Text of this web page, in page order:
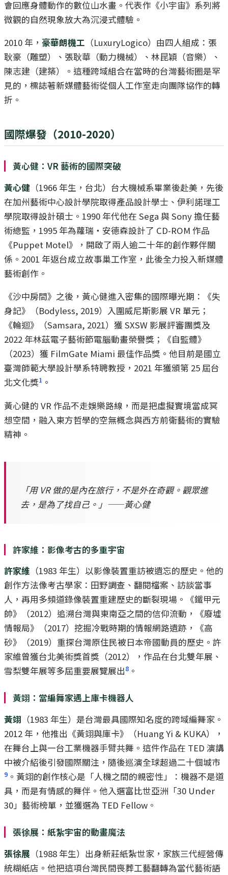
會回應身體動作的數位山水畫。代表作《小宇宙》系列將
微觀的自然現象放大為沉浸式體驗。
2010 年， 豪華朗機工 （LuxuryLogico）由四人組成：張
耿豪（雕塑）、張耿華（動力機械）、林昆穎（音樂）、
陳志建（建築）。這種跨域組合在當時的台灣藝術圈是罕
見的，標誌著新媒體藝術從個人工作室走向團隊協作的轉
折。
國際爆發（2010-2020）
黃心健：VR 藝術的國際突破
黃心健 （1966 年生，台北）台大機械系畢業後赴美，先後
在加州藝術中心設計學院取得產品設計學士、伊利諾理工
學院取得設計碩士。1990 年代他在 Sega 與 Sony 擔任藝
術總監，1995 年為蘿瑞・安德森設計了 CD-ROM 作品
《Puppet Motel》，開啟了兩人逾二十年的創作夥伴關
係。2001 年返台成立故事巢工作室，此後全力投入新媒體
藝術創作。
《沙中房間》之後，黃心健進入密集的國際曝光期：《失
身記》（Bodyless, 2019）入圍威尼斯影展 VR 單元；
《輪迴》（Samsara, 2021）獲 SXSW 影展評審團獎及
2022 年林茲電子藝術節電腦動畫榮譽獎；《自監體》
（2023）獲 FilmGate Miami 最佳作品獎。他目前是國立
臺灣師範大學設計學系特聘教授，2021 年獲頒第 25 屆台
北文化獎1 。
黃心健的 VR 作品不走娛樂路線，而是把虛擬實境當成冥
想空間，融入東方哲學的空無概念與西方前衛藝術的實驗
精神。
「用 VR 做的是內在旅行，不是外在奇觀。觀眾進
去，是為了找自己。」——黃心健
許家維：影像考古的多重宇宙
許家維 （1983 年生）以影像裝置重訪被遺忘的歷史。他的
創作方法像考古學家：田野調查、翻閱檔案、訪談當事
人，再用多頻道錄像裝置重建歷史的斷裂現場。《鐵甲元
帥》（2012）追溯台灣與東南亞之間的信仰流動，《廢墟
情報局》（2017）挖掘冷戰時期的情報網路遺跡，《高
砂》（2019）重探台灣原住民被日本帝國動員的歷史。許
家維曾獲台北美術獎首獎（2012），作品在台北雙年展、
雪梨雙年展等多屆重要展覽展出8 。
黃翊：當編舞家遇上庫卡機器人
黃翊 （1983 年生）是台灣最具國際知名度的跨域編舞家。
2012 年，他推出《黃翊與庫卡》（Huang Yi & KUKA），
在舞台上與一台工業機器手臂共舞。這件作品在 TED 演講
中被介紹後引發國際關注，隨後巡演全球超過二十個城市
9 。黃翊的創作核心是「人機之間的親密性」：機器不是道
具，而是有情感的舞伴。他入選富比世亞洲「30 Under
30」藝術榜單，並獲選為 TED Fellow。
張徐展：紙紮宇宙的動畫魔法
張徐展 （1988 年生）出身新莊紙紮世家，家族三代經營傳
統糊紙店。他把這項台灣民間喪葬工藝翻轉為當代藝術語